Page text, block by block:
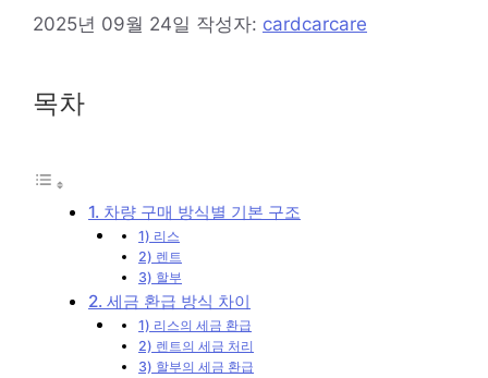
2025년 09월 24일 작성자: cardcarcare
목차
1. 차량 구매 방식별 기본 구조
1) 리스
2) 렌트
3) 할부
2. 세금 환급 방식 차이
1) 리스의 세금 환급
2) 렌트의 세금 처리
3) 할부의 세금 환급